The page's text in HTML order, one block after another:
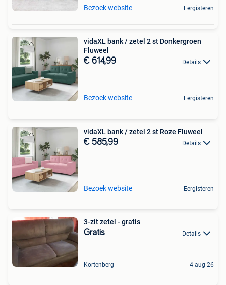
Bezoek website Eergisteren
vidaXL bank / zetel 2 st Donkergroen
Fluweel
€ 614,99 Details
Bezoek website Eergisteren
vidaXL bank / zetel 2 st Roze Fluweel
€ 585,99 Details
Bezoek website Eergisteren
3-zit zetel - gratis
Gratis Details
Kortenberg 4 aug 26